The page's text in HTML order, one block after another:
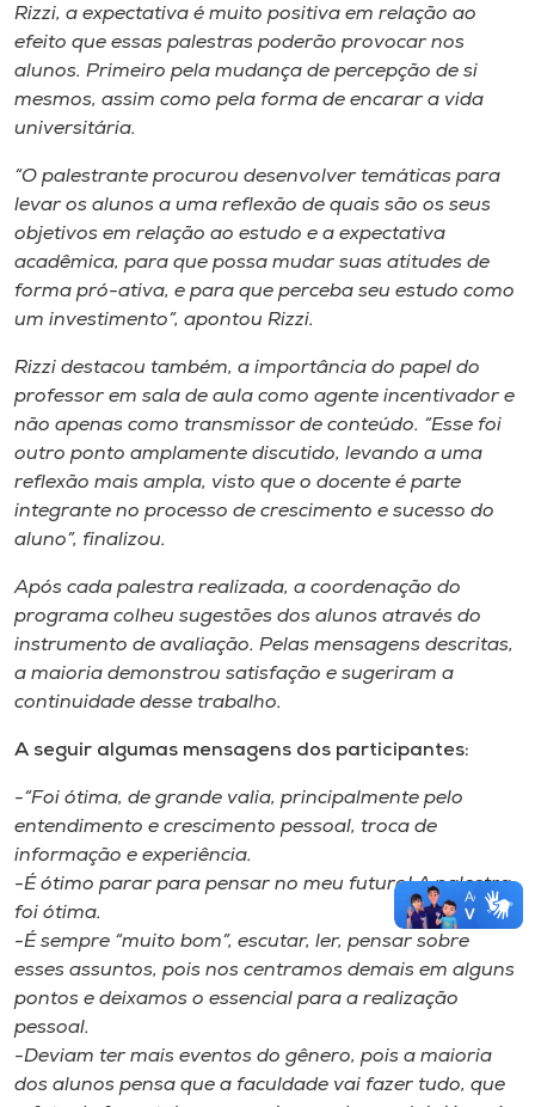
Rizzi, a expectativa é muito positiva em relação ao
efeito que essas palestras poderão provocar nos
alunos. Primeiro pela mudança de percepção de si
mesmos, assim como pela forma de encarar a vida
universitária.
“O palestrante procurou desenvolver temáticas para
levar os alunos a uma reflexão de quais são os seus
objetivos em relação ao estudo e a expectativa
acadêmica, para que possa mudar suas atitudes de
forma pró-ativa, e para que perceba seu estudo como
um investimento”, apontou Rizzi.
Rizzi destacou também, a importância do papel do
professor em sala de aula como agente incentivador e
não apenas como transmissor de conteúdo. “Esse foi
outro ponto amplamente discutido, levando a uma
reflexão mais ampla, visto que o docente é parte
integrante no processo de crescimento e sucesso do
aluno”, finalizou.
Após cada palestra realizada, a coordenação do
programa colheu sugestões dos alunos através do
instrumento de avaliação. Pelas mensagens descritas,
a maioria demonstrou satisfação e sugeriram a
continuidade desse trabalho.
A seguir algumas mensagens dos participantes:
-“Foi ótima, de grande valia, principalmente pelo
entendimento e crescimento pessoal, troca de
informação e experiência.
-É ótimo parar para pensar no meu futuro! A palestra
foi ótima.
-É sempre “muito bom”, escutar, ler, pensar sobre
esses assuntos, pois nos centramos demais em alguns
pontos e deixamos o essencial para a realização
pessoal.
-Deviam ter mais eventos do gênero, pois a maioria
dos alunos pensa que a faculdade vai fazer tudo, que